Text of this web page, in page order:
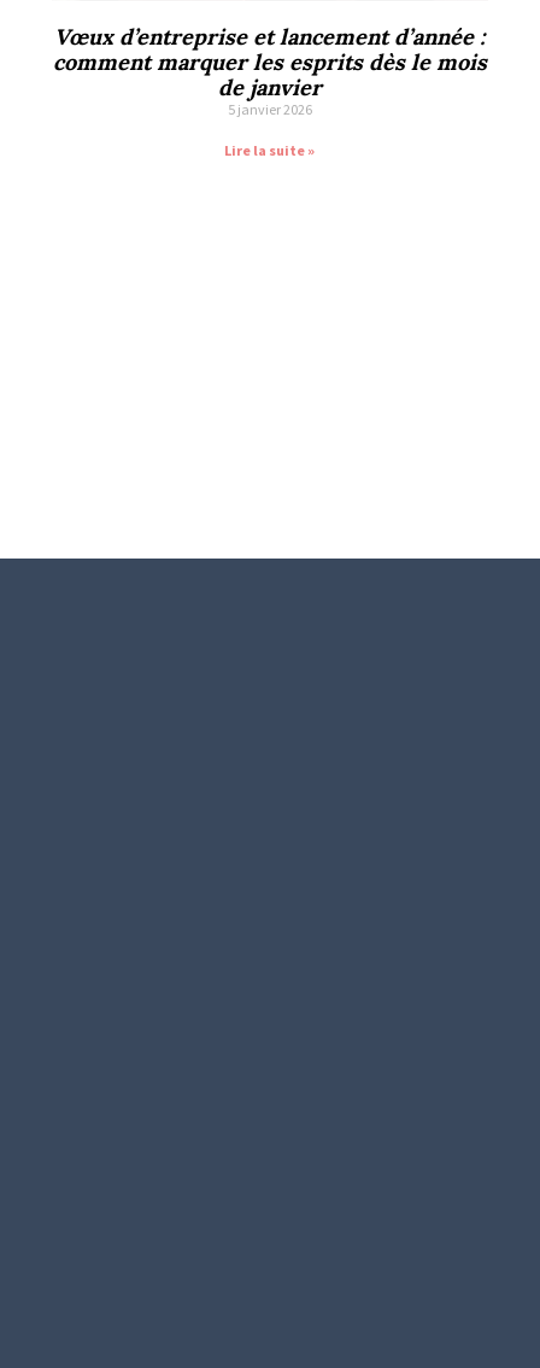
Vœux d’entreprise et lancement d’année :
comment marquer les esprits dès le mois
de janvier
5 janvier 2026
Lire la suite »